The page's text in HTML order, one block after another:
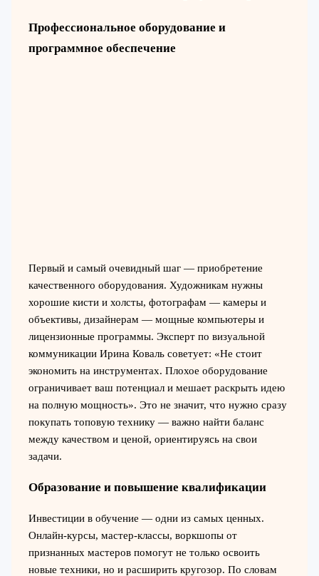
Профессиональное оборудование и
программное обеспечение
Первый и самый очевидный шаг — приобретение
качественного оборудования. Художникам нужны
хорошие кисти и холсты, фотографам — камеры и
объективы, дизайнерам — мощные компьютеры и
лицензионные программы. Эксперт по визуальной
коммуникации Ирина Коваль советует: «Не стоит
экономить на инструментах. Плохое оборудование
ограничивает ваш потенциал и мешает раскрыть идею
на полную мощность». Это не значит, что нужно сразу
покупать топовую технику — важно найти баланс
между качеством и ценой, ориентируясь на свои
задачи.
Образование и повышение квалификации
Инвестиции в обучение — одни из самых ценных.
Онлайн-курсы, мастер-классы, воркшопы от
признанных мастеров помогут не только освоить
новые техники, но и расширить кругозор. По словам